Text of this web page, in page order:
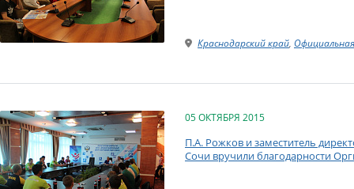
Краснодарский край,
05 ОКТЯБРЯ 2015
П.А. Рожков и заместитель
Сочи вручили благодарности